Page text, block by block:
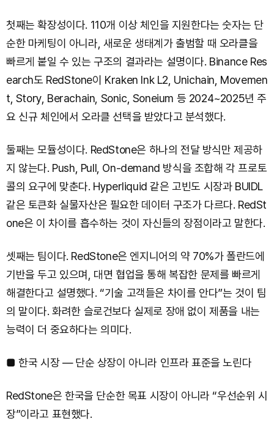
첫째는 확장성이다. 110개 이상 체인을 지원한다는 숫자는 단
순한 마케팅이 아니라, 새로운 생태계가 출범할 때 오라클을
빠르게 붙일 수 있는 구조의 결과라는 설명이다. Binance Res
earch도 RedStone이 Kraken Ink L2, Unichain, Movemen
t, Story, Berachain, Sonic, Soneium 등 2024~2025년 주
요 신규 체인에서 오라클 선택을 받았다고 분석했다.
둘째는 모듈성이다. RedStone은 하나의 전달 방식만 제공하
지 않는다. Push, Pull, On-demand 방식을 조합해 각 프로토
콜의 요구에 맞춘다. Hyperliquid 같은 고빈도 시장과 BUIDL
같은 토큰화 실물자산은 필요한 데이터 구조가 다르다. RedSt
one은 이 차이를 흡수하는 것이 자신들의 장점이라고 말한다.
셋째는 팀이다. RedStone은 엔지니어의 약 70%가 폴란드에
기반을 두고 있으며, 대면 협업을 통해 복잡한 문제를 빠르게
해결한다고 설명했다. “기술 고객들은 차이를 안다”는 것이 팀
의 말이다. 화려한 슬로건보다 실제로 장애 없이 제품을 내는
능력이 더 중요하다는 의미다.
■ 한국 시장 — 단순 상장이 아니라 인프라 표준을 노린다
RedStone은 한국을 단순한 목표 시장이 아니라 “우선순위 시
장”이라고 표현했다.